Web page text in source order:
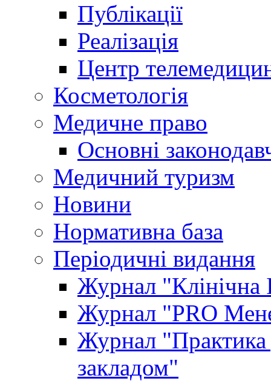
Публікації
Реалізація
Центр
Косметологія
Медичне право
Основні
Медичний туризм
Новини
Нормативна база
Періодичні видання
Журнал "Клінічна
Журнал "PRO
Журнал "Практика
закладом"